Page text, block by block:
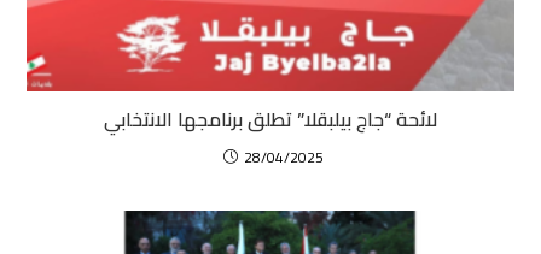
لائحة “جاج بيلبقلا” تطلق برنامجها الانتخابي
28/04/2025